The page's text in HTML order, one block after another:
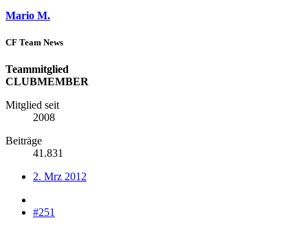
Mario M.
CF Team News
Teammitglied
CLUBMEMBER
Mitglied seit
2008
Beiträge
41.831
2. Mrz 2012
#251